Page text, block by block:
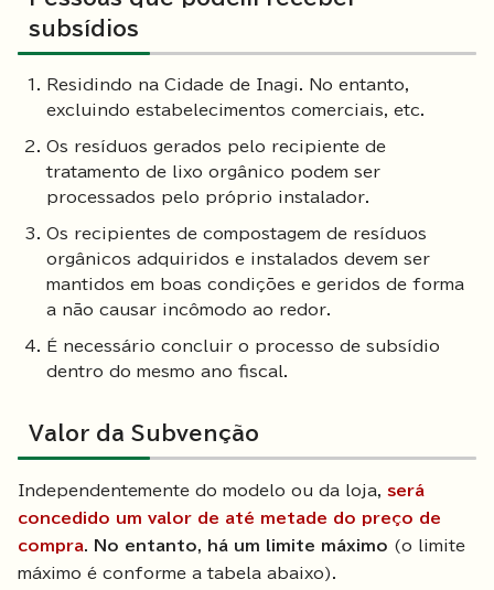
subsídios
Residindo na Cidade de Inagi. No entanto,
excluindo estabelecimentos comerciais, etc.
Os resíduos gerados pelo recipiente de
tratamento de lixo orgânico podem ser
processados pelo próprio instalador.
Os recipientes de compostagem de resíduos
orgânicos adquiridos e instalados devem ser
mantidos em boas condições e geridos de forma
a não causar incômodo ao redor.
É necessário concluir o processo de subsídio
dentro do mesmo ano fiscal.
Valor da Subvenção
Independentemente do modelo ou da loja, será
concedido um valor de até metade do preço de
compra. No entanto, há um limite máximo (o limite
máximo é conforme a tabela abaixo).